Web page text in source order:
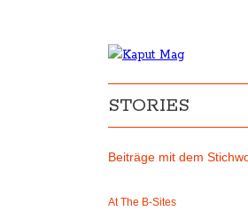
STORIES
Beiträge mit dem
At The B-Sites